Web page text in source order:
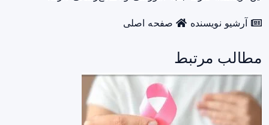
آرشیو نویسنده صفحه اصلی
مطالب مرتبط